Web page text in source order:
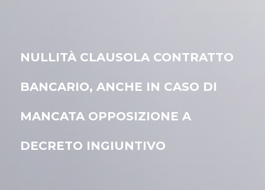
NULLITÀ CLAUSOLA CONTRATTO
BANCARIO, ANCHE IN CASO DI
MANCATA OPPOSIZIONE A
DECRETO INGIUNTIVO